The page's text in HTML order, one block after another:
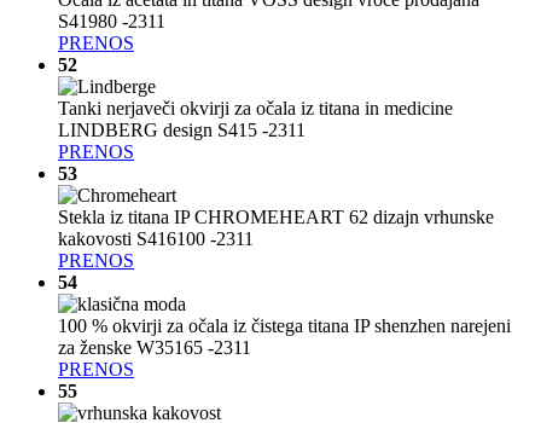
S41980 -2311
PRENOS
52
Tanki nerjaveči okvirji za očala iz titana in medicine
LINDBERG design S415 -2311
PRENOS
53
Stekla iz titana IP CHROMEHEART 62 dizajn vrhunske
kakovosti S416100 -2311
PRENOS
54
100 % okvirji za očala iz čistega titana IP shenzhen narejeni
za ženske W35165 -2311
PRENOS
55